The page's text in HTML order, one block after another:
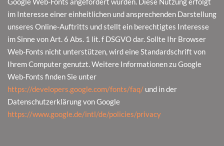
im Interesse einer einheitlichen und ansprechenden Darstellung
unseres Online-Auftritts und stellt ein berechtigtes Interesse
im Sinne von Art. 6 Abs. 1 lit. f DSGVO dar. Sollte Ihr Browser
Web-Fonts nicht unterstützen, wird eine Standardschrift von
Ihrem Computer genutzt. Weitere Informationen zu Google
Web-Fonts finden Sie unter
https://developers.google.com/fonts/faq/ und in der
Datenschutzerklärung von Google
https://www.google.de/intl/de/policies/privacy